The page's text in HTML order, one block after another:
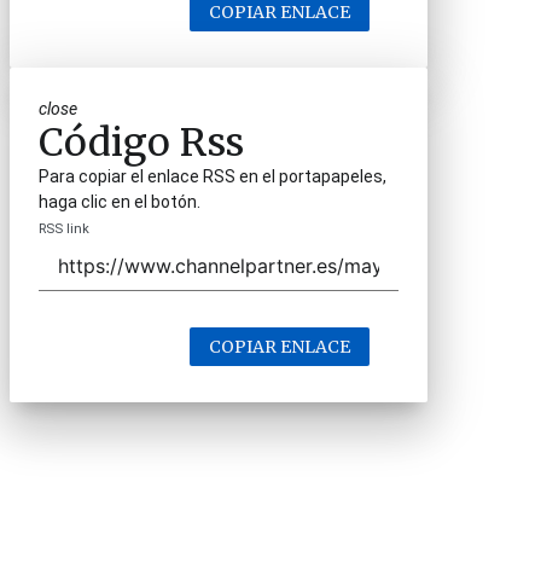
COPIAR ENLACE
close
Código Rss
Para copiar el enlace RSS en el portapapeles,
haga clic en el botón.
RSS link
COPIAR ENLACE